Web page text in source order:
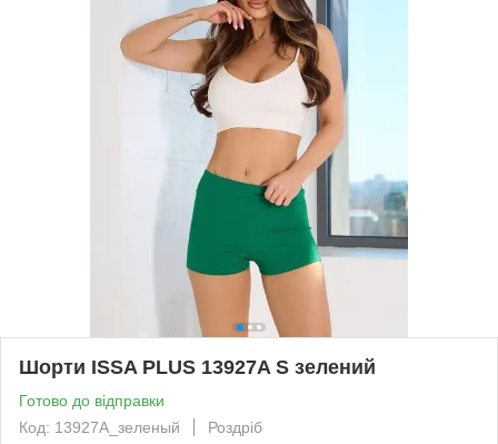
Шорти ISSA PLUS 13927A S зелений
Готово до відправки
Код: 13927A_зеленый
Роздріб